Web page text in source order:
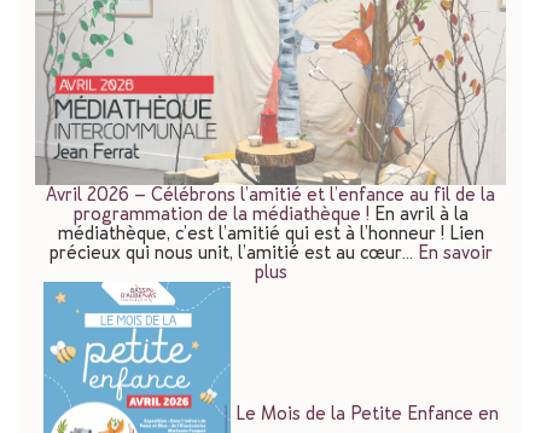
Avril 2026 – Célébrons l’amitié et l’enfance au fil de la
programmation de la médiathèque ! En avril à la
médiathèque, c’est l’amitié qui est à l’honneur ! Lien
précieux qui nous unit, l’amitié est au cœur… En savoir
plus
Le Mois de la Petite Enfance en